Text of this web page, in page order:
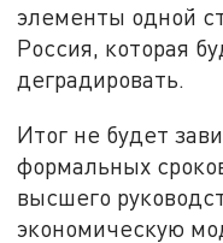
элементы одной
Россия, которая
деградировать.
Итог не будет
формальных
высшего
экономическую